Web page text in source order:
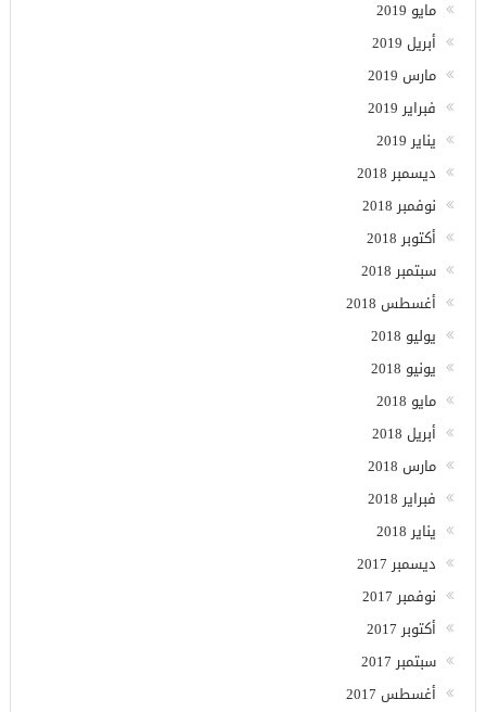
مايو 2019
أبريل 2019
مارس 2019
فبراير 2019
يناير 2019
ديسمبر 2018
نوفمبر 2018
أكتوبر 2018
سبتمبر 2018
أغسطس 2018
يوليو 2018
يونيو 2018
مايو 2018
أبريل 2018
مارس 2018
فبراير 2018
يناير 2018
ديسمبر 2017
نوفمبر 2017
أكتوبر 2017
سبتمبر 2017
أغسطس 2017